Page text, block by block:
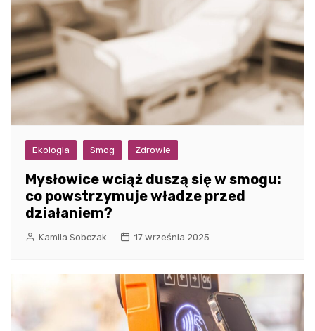
Ekologia Smog Zdrowie
Mysłowice wciąż duszą się w smogu:
co powstrzymuje władze przed
działaniem?
Kamila Sobczak 17 września 2025